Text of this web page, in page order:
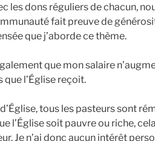
les dons réguliers de chacun,
fait preuve de
que j’aborde ce thème.
que mon salaire
l’Église reçoit.
tous les pasteurs sont
l’Église soit pauvre ou riche,
Je n’ai donc aucun intérêt